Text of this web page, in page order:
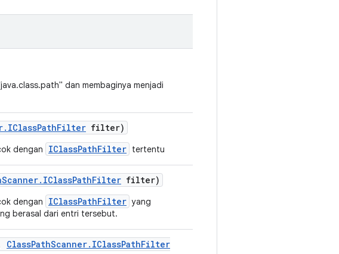
dan membaginya menjadi
. IClassPathFilter filter)
dengan IClassPathFilter tertentu
Scanner. IClassPathFilter filter)
dengan IClassPathFilter yang
berasal dari entri tersebut.
ClassPathScanner. IClassPathFilter